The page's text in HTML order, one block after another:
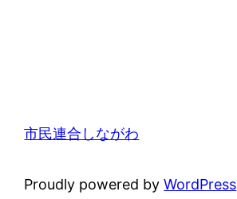
市民連合しながわ
Proudly powered byWordPress